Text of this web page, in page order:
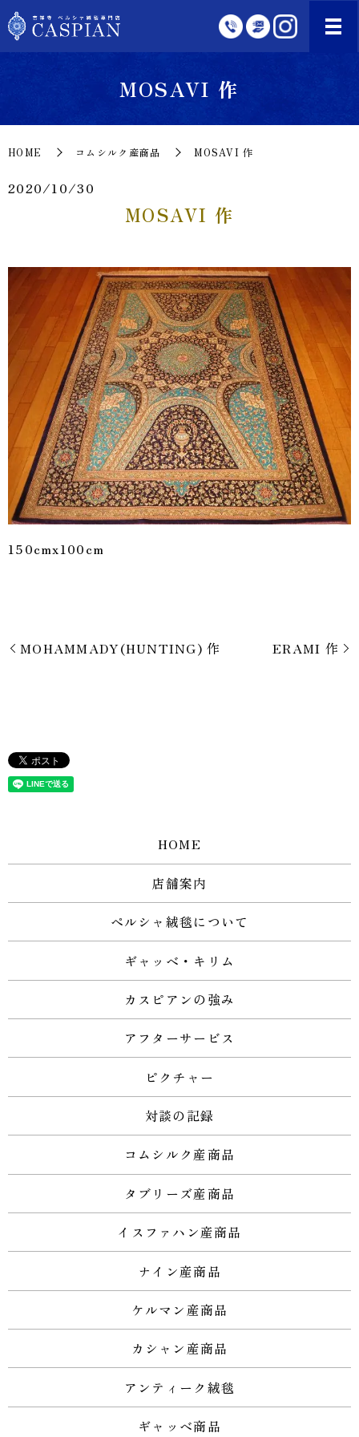
MOSAVI 作
HOME コムシルク産商品 MOSAVI 作
2020/10/30
MOSAVI 作
150cmx100cm
MOHAMMADY(HUNTING) 作 ERAMI 作
HOME
店舗案内
ペルシャ絨毯について
ギャッベ・キリム
カスピアンの強み
アフターサービス
ピクチャー
対談の記録
コムシルク産商品
タブリーズ産商品
イスファハン産商品
ナイン産商品
ケルマン産商品
カシャン産商品
アンティーク絨毯
ギャッベ商品